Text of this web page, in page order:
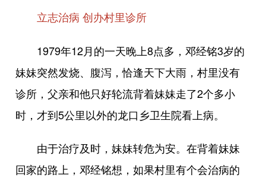
立志治病 创办村里诊所
1979年12月的一天晚上8点多，邓经铭3岁的
妹妹突然发烧、腹泻，恰逢天下大雨，村里没有
诊所，父亲和他只好轮流背着妹妹走了2个多小
时，才到5公里以外的龙口乡卫生院看上病。
由于治疗及时，妹妹转危为安。在背着妹妹
回家的路上，邓经铭想，如果村里有个会治病的